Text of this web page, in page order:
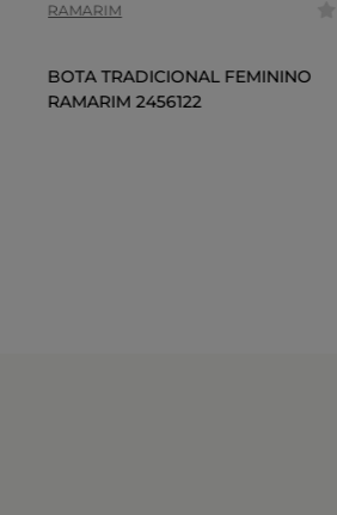
RAMARIM
BOTA TRADICIONAL FEMININO
RAMARIM 2456122